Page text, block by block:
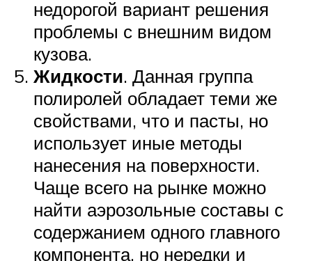
недорогой вариант решения
проблемы с внешним видом
кузова.
Жидкости. Данная группа
полиролей обладает теми же
свойствами, что и пасты, но
использует иные методы
нанесения на поверхности.
Чаще всего на рынке можно
найти аэрозольные составы с
содержанием одного главного
компонента, но нередки и